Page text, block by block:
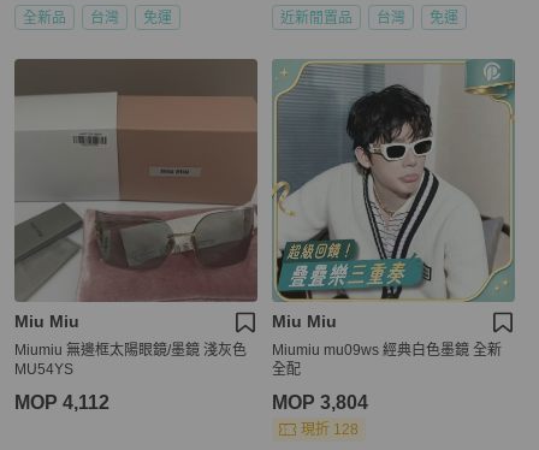
全新品 台灣 免運 近新閒置品 台灣 免運
Miu Miu
Miumiu 無邊框太陽眼鏡/墨鏡 淺灰色
MU54YS
MOP 4,112
Miu Miu
Miumiu mu09ws 經典白色墨鏡 全新
全配
MOP 3,804
現折 128